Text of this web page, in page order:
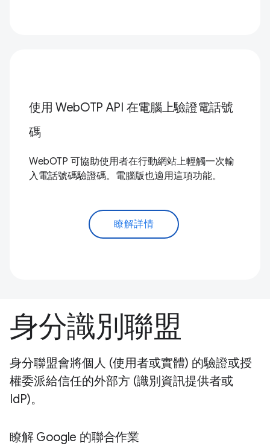
使用 WebOTP API 在電腦上驗證電話號
碼
WebOTP 可協助使用者在行動網站上輕觸一次輸
入電話號碼驗證碼。電腦版也適用這項功能。
瞭解詳情
身分識別聯盟
身分聯盟會將個人 (使用者或實體) 的驗證或授
權委派給信任的外部方 (識別資訊提供者或
IdP)。
瞭解 Google 的聯合作業